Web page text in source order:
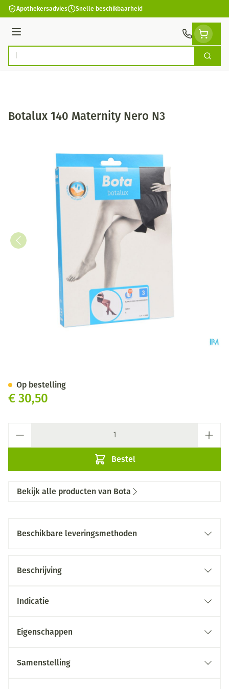
Ga naar de inhoud
Apothekersadvies Snelle beschikbaarheid
Menu
Product, merk, categorie... Zoek
Botalux 140 Maternity Nero N3
€ 30,50
Bestel
Op bestelling
Bekijk alle producten van Bota
Beschikbare leveringsmethoden
Beschrijving
Indicatie
Eigenschappen
Samenstelling